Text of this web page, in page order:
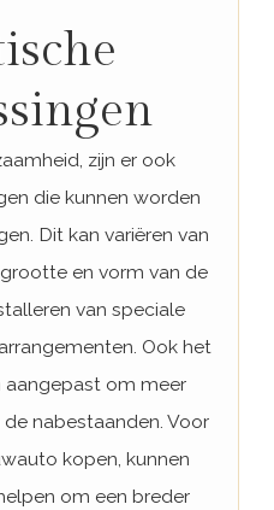
zijn er ook
die kunnen worden
Dit kan variëren van
en vorm van de
van speciale
Ook het
aangepast om meer
nabestaanden. Voor
kopen, kunnen
om een breder